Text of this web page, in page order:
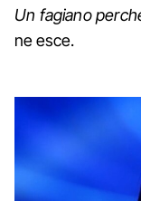
Un fagiano
ne esce.